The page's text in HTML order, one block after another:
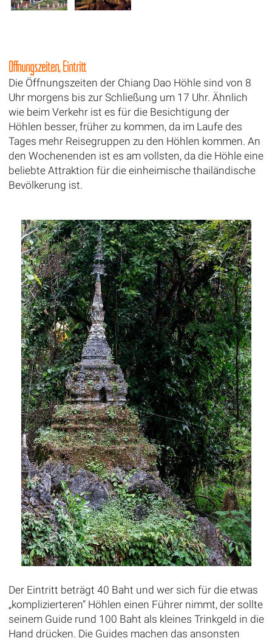
Öffnungszeiten, Eintritt
Die Öffnungszeiten der Chiang Dao Höhle sind von 8
Uhr morgens bis zur Schließung um 17 Uhr. Ähnlich
wie beim Verkehr ist es für die Besichtigung der
Höhlen besser, früher zu kommen, da im Laufe des
Tages mehr Reisegruppen zu den Höhlen kommen. An
den Wochenenden ist es am vollsten, da die Höhle eine
beliebte Attraktion für die einheimische thailändische
Bevölkerung ist.
Der Eintritt beträgt 40 Baht und wer sich für die etwas
„komplizierteren“ Höhlen einen Führer nimmt, der sollte
seinem Guide rund 100 Baht als kleines Trinkgeld in die
Hand drücken. Die Guides machen das ansonsten